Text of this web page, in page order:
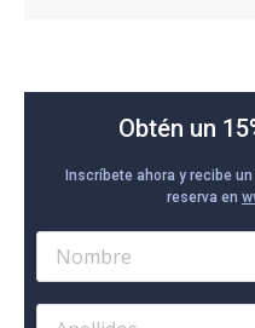
Obtén un
Inscríbete ahora y recibe
reserva en